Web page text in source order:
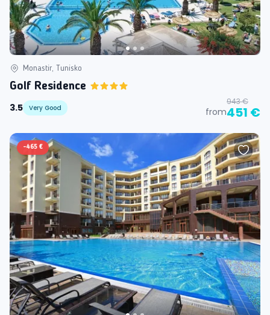
Monastir, Tunisko
Golf Residence
3.5
Very Good from
943 €
451 €
-465 €